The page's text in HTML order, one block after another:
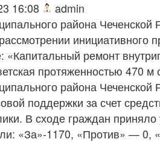
16:08
admin
района Чеченской
инициативного
«Капитальный ремонт
протяженностью 470 м
района Чеченской
поддержки за счет
В сходе граждан приняло
«За»-1170, «Против» — 0,